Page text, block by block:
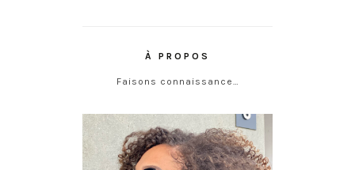
À PROPOS
Faisons connaissance…